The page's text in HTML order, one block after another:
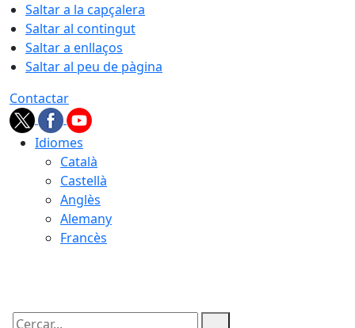
Saltar a la capçalera
Saltar al contingut
Saltar a enllaços
Saltar al peu de pàgina
Contactar
Idiomes
Català
Castellà
Anglès
Alemany
Francès